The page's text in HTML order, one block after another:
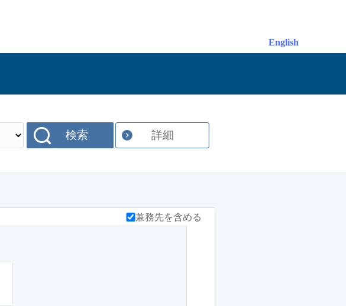
English
検索 詳細
兼務先を含める